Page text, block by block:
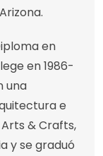
en
en 1986-
una
e
& Crafts,
y se graduó